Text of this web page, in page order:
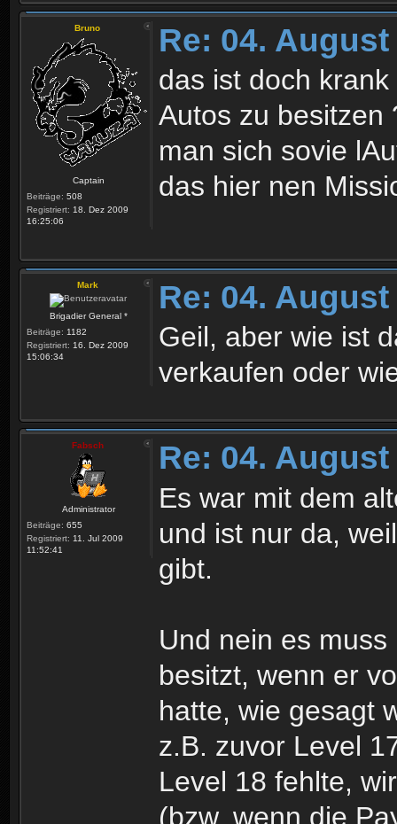
Bruno
Captain
Beiträge: 508
Registriert: 18. Dez 2009
16:25:06
Re: 04. August
das ist doch
Autos zu besitzen
man sich sovie
das hier nen
Mark
Brigadier General *
Beiträge: 1182
Registriert: 16. Dez 2009
15:06:34
Re: 04. August
Geil, aber wie ist
verkaufen oder
Fabsch
Administrator
Beiträge: 655
Registriert: 11. Jul 2009
11:52:41
Re: 04. August
Es war mit dem
und ist nur da,
gibt.
Und nein es
besitzt, wenn er
hatte, wie gesagt
z.B. zuvor Level
Level 18 fehlte,
(bzw. wenn die